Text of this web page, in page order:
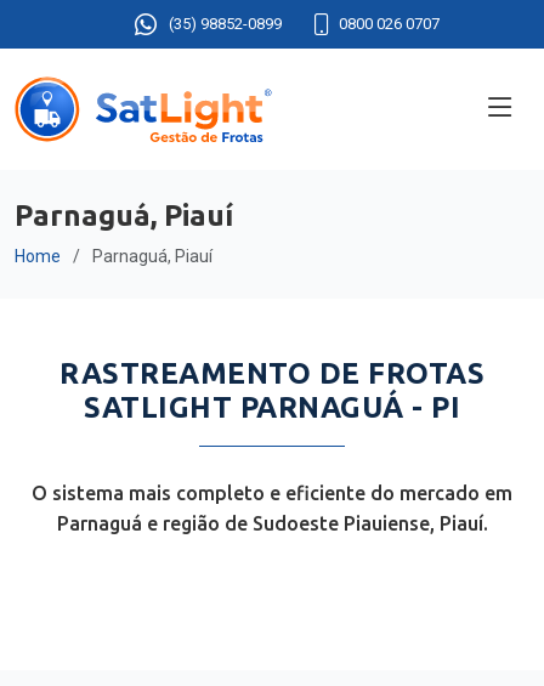
(35) 98852-0899 0800 026 0707
Parnaguá, Piauí
Home Parnaguá, Piauí
RASTREAMENTO DE FROTAS
SATLIGHT PARNAGUÁ - PI
O sistema mais completo e eficiente do mercado em
Parnaguá e região de Sudoeste Piauiense, Piauí.